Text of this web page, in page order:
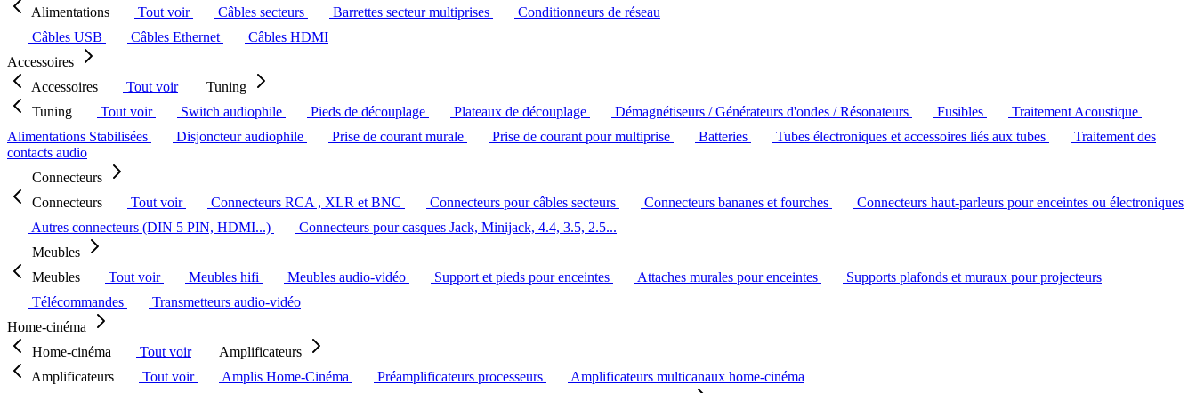
Alimentations
Tout voir Câbles secteurs Barrettes secteur multiprises
Conditionneurs de réseau
Câbles USB
Câbles Ethernet
Câbles HDMI
Accessoires
Accessoires
Tout voir
Tuning
Tuning
Tout voir Switch audiophile Pieds de découplage Plateaux de découplage Démagnétiseurs / Générateurs d'ondes / Résonateurs Fusibles
Traitement Acoustique
Alimentations Stabilisées
Disjoncteur audiophile Prise de courant murale Prise de courant pour multiprise Batteries Tubes électroniques et accessoires liés aux tubes
Traitement des
contacts audio
Connecteurs
Connecteurs
Tout voir Connecteurs RCA , XLR et BNC Connecteurs pour câbles secteurs Connecteurs bananes et fourches
Connecteurs haut-parleurs pour enceintes ou électroniques
Autres connecteurs (DIN 5 PIN, HDMI...)
Connecteurs pour casques Jack, Minijack, 4.4, 3.5, 2.5...
Meubles
Meubles
Tout voir Meubles hifi Meubles audio-vidéo Support et pieds pour enceintes Attaches murales pour enceintes
Supports plafonds et muraux pour projecteurs
Télécommandes
Transmetteurs audio-vidéo
Home-cinéma
Home-cinéma
Tout voir
Amplificateurs
Amplificateurs
Tout voir Amplis Home-Cinéma Préamplificateurs processeurs
Amplificateurs multicanaux home-cinéma